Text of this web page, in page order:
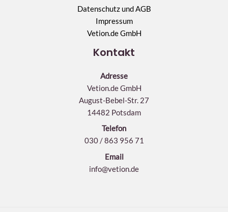
Datenschutz und AGB
Impressum
Vetion.de GmbH
Kontakt
Adresse
Vetion.de GmbH
August-Bebel-Str. 27
14482 Potsdam
Telefon
030 / 863 956 71
Email
info@vetion.de